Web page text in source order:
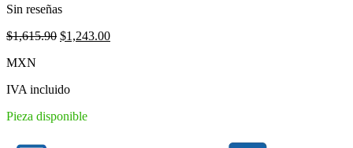
Sin reseñas
$1,615.90 Original
$1,243.00Current
MXN
IVA incluido
Pieza disponible